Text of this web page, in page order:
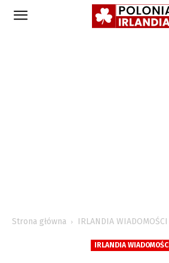
Strona główna IRLANDIA WIADOMOŚCI
IRLANDIA WIADOMOŚCI